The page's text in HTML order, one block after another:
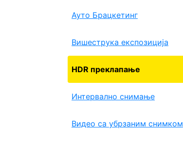
Ауто Брацкетинг
Вишеструка експозиција
HDR преклапање
Интервално снимање
Видео са убрзаним снимком